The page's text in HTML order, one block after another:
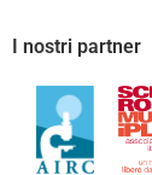
I nostri partner